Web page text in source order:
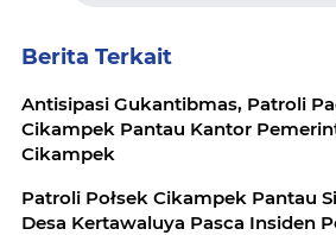
Berita Terkait
Antisipasi Gukantibmas, Patroli
Cikampek Pantau Kantor
Cikampek
Patroli Połsek Cikampek Pantau
Desa Kertawaluya Pasca Insiden